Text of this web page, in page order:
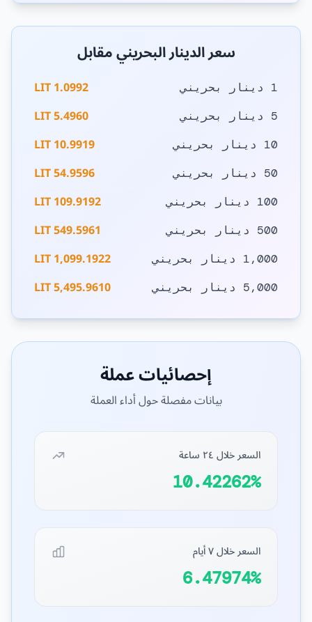
سعر الدينار البحريني مقابل
1 دينار بحريني 1.0992 LIT
5 دينار بحريني 5.4960 LIT
10 دينار بحريني 10.9919 LIT
50 دينار بحريني 54.9596 LIT
100 دينار بحريني 109.9192 LIT
500 دينار بحريني 549.5961 LIT
1,000 دينار بحريني 1,099.1922 LIT
5,000 دينار بحريني 5,495.9610 LIT
إحصائيات عملة
بيانات مفصلة حول أداء العملة
السعر خلال ٢٤ ساعة
10.42262%
السعر خلال ٧ أيام
6.47974%